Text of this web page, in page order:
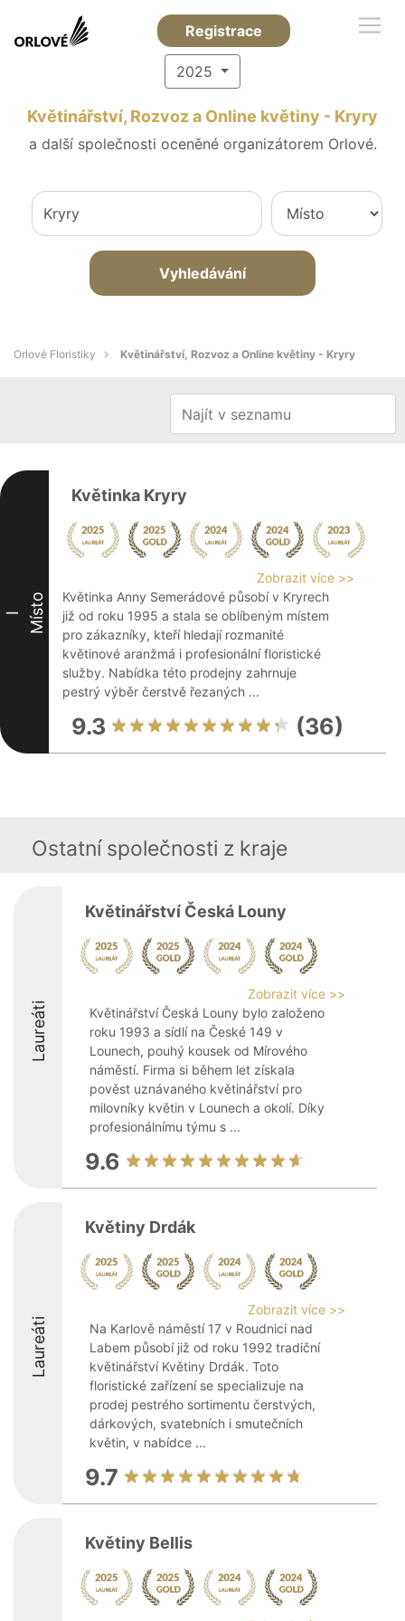
Registrace
2025
Květinářství, Rozvoz a Online květiny - Kryry
a další společnosti oceněné organizátorem Orlové.
Vyhledávání
Orlové Floristiky Květinářství, Rozvoz a Online květiny - Kryry
I Místo
Květinka Kryry
Zobrazit více >>
Květinka Anny Semerádové působí v Kryrech
již od roku 1995 a stala se oblíbeným místem
pro zákazníky, kteří hledají rozmanité
květinové aranžmá i profesionální floristické
služby. Nabídka této prodejny zahrnuje
pestrý výběr čerstvě řezaných ...
9.3 (36)
Ostatní společnosti z kraje
Laureáti
Květinářství Česká Louny
Zobrazit více >>
Květinářství Česká Louny bylo založeno
roku 1993 a sídlí na České 149 v
Lounech, pouhý kousek od Mírového
náměstí. Firma si během let získala
pověst uznávaného květinářství pro
milovníky květin v Lounech a okolí. Díky
profesionálnímu týmu s ...
9.6
Laureáti
Květiny Drdák
Zobrazit více >>
Na Karlově náměstí 17 v Roudnici nad
Labem působí již od roku 1992 tradiční
květinářství Květiny Drdák. Toto
floristické zařízení se specializuje na
prodej pestrého sortimentu čerstvých,
dárkových, svatebních i smutečních
květin, v nabídce ...
9.7
Květiny Bellis